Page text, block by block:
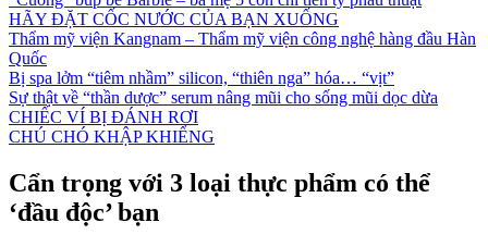
HÃY ĐẶT CỐC NƯỚC CỦA BẠN XUỐNG
Thẩm mỹ viện Kangnam – Thẩm mỹ viện công nghệ hàng đầu Hàn
Quốc
Bị spa lởm “tiêm nhầm” silicon, “thiên nga” hóa… “vịt”
Sự thật về “thần dược” serum nâng mũi cho sống mũi dọc dừa
CHIẾC VÍ BỊ ĐÁNH RƠI
CHÚ CHÓ KHẬP KHIỂNG
Cẩn trọng với 3 loại thực phẩm có thể
‘đầu độc’ bạn